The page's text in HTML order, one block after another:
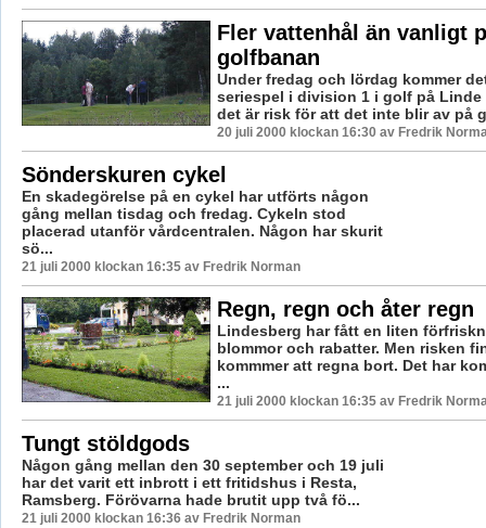
Fler vattenhål än vanligt
golfbanan
Under fredag och lördag kommer
seriespel i division 1 i golf på Linde
det är risk för att det inte blir av på
20 juli 2000 klockan 16:30 av Fredrik
Sönderskuren cykel
En skadegörelse på en cykel har utförts någon
gång mellan tisdag och fredag. Cykeln stod
placerad utanför vårdcentralen. Någon har skurit
sö...
21 juli 2000 klockan 16:35 av Fredrik Norman
Regn, regn och åter regn
Lindesberg har fått en liten
blommor och rabatter. Men risken
kommmer att regna bort. Det har
...
21 juli 2000 klockan 16:35 av Fredrik
Tungt stöldgods
Någon gång mellan den 30 september och 19 juli
har det varit ett inbrott i ett fritidshus i Resta,
Ramsberg. Förövarna hade brutit upp två fö...
21 juli 2000 klockan 16:36 av Fredrik Norman